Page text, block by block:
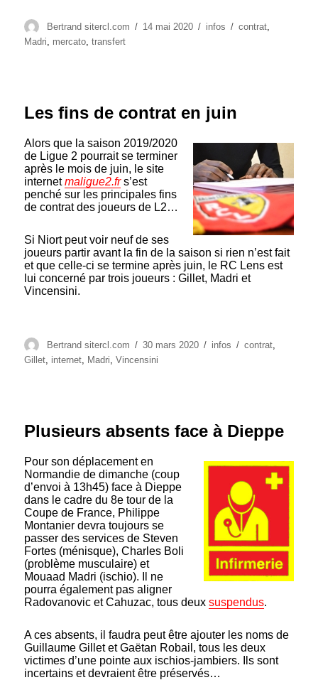
Auteur
Bertrand sitercl.com
Publié
14 mai 2020 Catégories
infos Étiquettes
contrat,
Madri, mercato,transfert
Les fins de contrat en juin
Alors que la saison 2019/2020
de Ligue 2 pourrait se terminer
après le mois de juin, le site
internetmaligue2.frs’est
penché sur les principales fins
de contrat des joueurs de L2…
Si Niort peut voir neuf de ses
joueurs partir avant la fin de la saison si rien n’est fait
et que celle-ci se termine après juin, le RC Lens est
lui concerné par trois joueurs : Gillet, Madri et
Vincensini.
Auteur
Bertrand sitercl.com
Publié
le
30 mars 2020 Catégories
infos Étiquettes
contrat,
Gillet, internet, Madri,Vincensini
Plusieurs absents face à Dieppe
Pour son déplacement en
Normandie de dimanche (coup
d’envoi à 13h45) face à Dieppe
dans le cadre du 8e tour de la
Coupe de France, Philippe
Montanier devra toujours se
passer des services de Steven
Fortes (ménisque), Charles Boli
(problème musculaire) et
Mouaad Madri (ischio). Il ne
pourra également pas aligner
Radovanovic et Cahuzac, tous deuxsuspendus.
A ces absents, il faudra peut être ajouter les noms de
Guillaume Gillet et Gaëtan Robail, tous les deux
victimes d’une pointe aux ischios-jambiers. Ils sont
incertains et devraient être préservés…